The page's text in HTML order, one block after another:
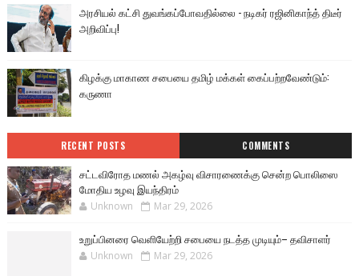
அரசியல் கட்சி துவங்கப்போவதில்லை - நடிகர் ரஜினிகாந்த் திடீர்
அறிவிப்பு!
கிழக்கு மாகாண சபையை தமிழ் மக்கள் கைப்பற்றவேண்டும்:
கருணா
RECENT POSTS COMMENTS
சட்டவிரோத மணல் அகழ்வு விசாரணைக்கு சென்ற பொலிஸை
மோதிய உழவு இயந்திரம்
Unknown Mar 29, 2026
உறுப்பினரை வெளியேற்றி சபையை நடத்த முடியும்– தவிசாளர்
Unknown Mar 29, 2026